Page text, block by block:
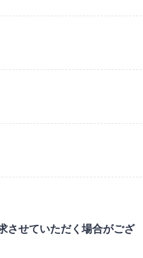
させていただく場合がござ